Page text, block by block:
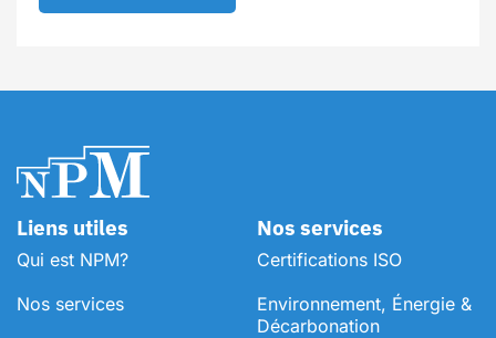
Liens utiles
Qui est NPM?
Nos services
Nos services
Certifications ISO
Environnement, Énergie &
Décarbonation